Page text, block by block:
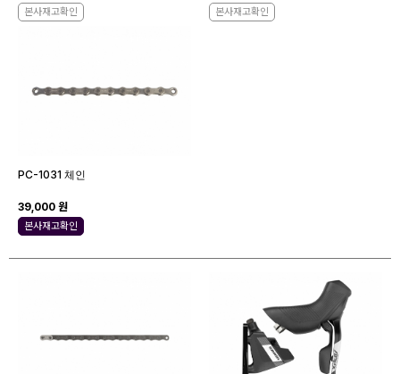
본사재고확인 본사재고확인
PC-1031 체인
39,000 원
본사재고확인